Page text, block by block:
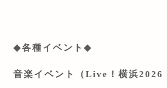
◆各種イベント ◆
音楽イベント（Live ！横浜2026